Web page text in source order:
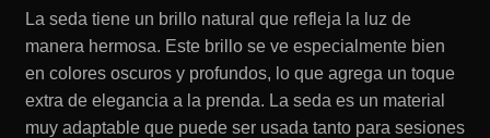
La seda tiene un brillo natural que refleja la luz de
manera hermosa. Este brillo se ve especialmente bien
en colores oscuros y profundos, lo que agrega un toque
extra de elegancia a la prenda. La seda es un material
muy adaptable que puede ser usada tanto para sesiones